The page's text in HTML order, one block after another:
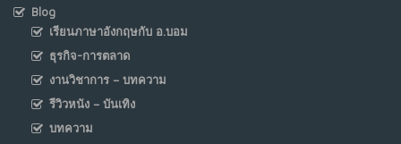
Blog
เรียนภาษาอังกฤษกับ อ.บอม
ธุรกิจ-การตลาด
งานวิชาการ – บทความ
รีวิวหนัง – บันเทิง
บทความ